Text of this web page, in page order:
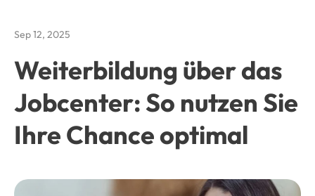
Sep 12, 2025
Weiterbildung über das
Jobcenter: So nutzen Sie
Ihre Chance optimal